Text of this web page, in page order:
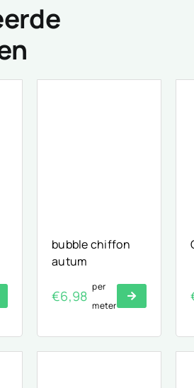
bubble chiffon
autum
€6,98
per
meter